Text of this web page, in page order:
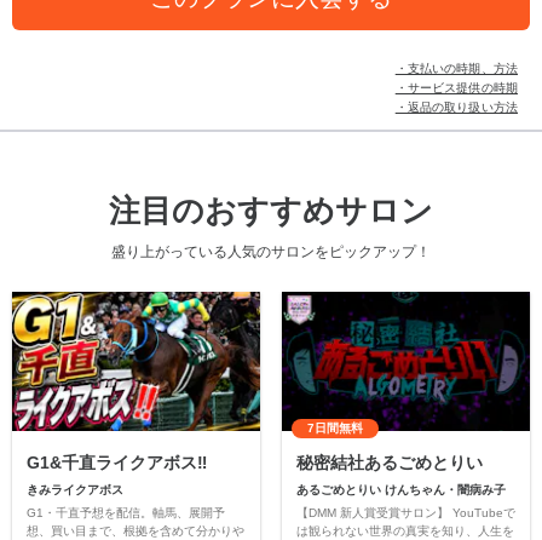
・支払いの時期、方法
・サービス提供の時期
・返品の取り扱い方法
注目のおすすめサロン
盛り上がっている人気のサロンをピックアップ！
G1&千直ライクアボス‼️
きみライクアボス
G1・千直予想を配信。軸馬、展開予
想、買い目まで、根拠を含めて分かりや
7日間無料
秘密結社あるごめとりい
あるごめとりい けんちゃん・闇病み子
【DMM 新人賞受賞サロン】 YouTubeで
は観られない世界の真実を知り、人生を